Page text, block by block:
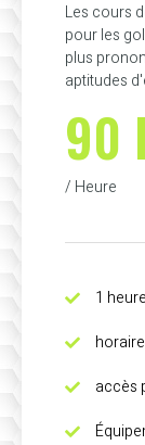
Les cours
pour les
plus
aptitudes
90
/ Heure
1
accès